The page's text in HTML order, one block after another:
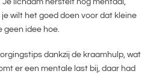
wilt het goed doen voor dat kleine
geen idee hoe.
dankzij de kraamhulp, wat
er een mentale last bij, daar had